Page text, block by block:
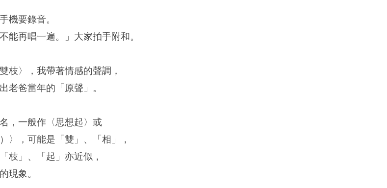
機要錄音。
能再唱一遍。」大家拍手附和。
枝〉，我帶著情感的聲調，
老爸當年的「原聲」。
，一般作〈思想起〉或
〉，可能是「雙」、「相」，
枝」、「起」亦近似，
現象。